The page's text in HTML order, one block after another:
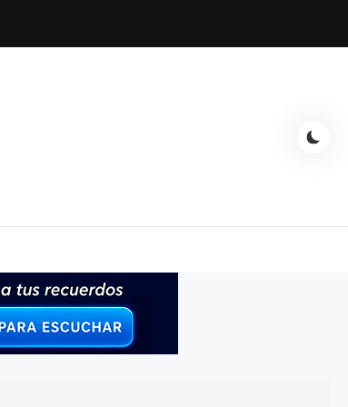
con famosos, showbizz, podcast, chismes y